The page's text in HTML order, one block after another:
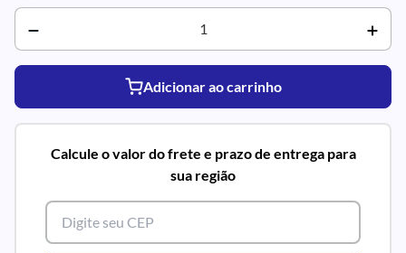
Adicionar ao carrinho
Calcule o valor do frete e prazo de entrega para
sua região